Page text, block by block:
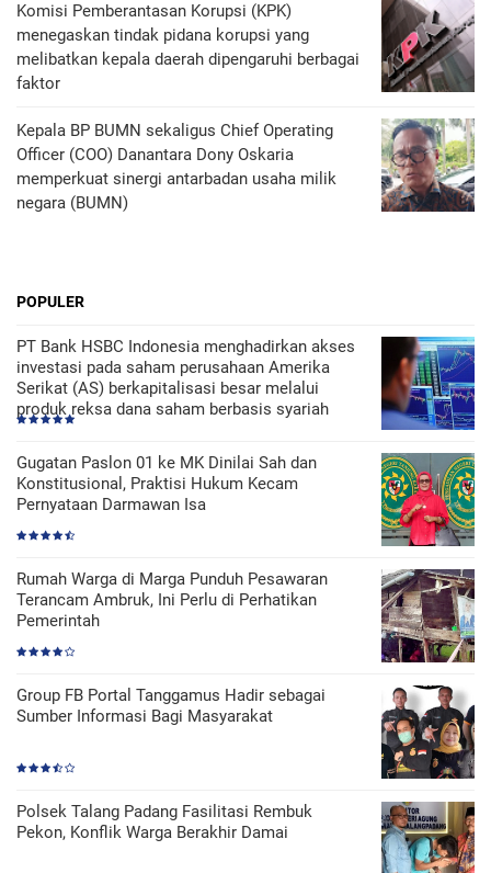
Komisi Pemberantasan Korupsi (KPK)
menegaskan tindak pidana korupsi yang
melibatkan kepala daerah dipengaruhi berbagai
faktor
Kepala BP BUMN sekaligus Chief Operating
Officer (COO) Danantara Dony Oskaria
memperkuat sinergi antarbadan usaha milik
negara (BUMN)
POPULER
PT Bank HSBC Indonesia menghadirkan akses
investasi pada saham perusahaan Amerika
Serikat (AS) berkapitalisasi besar melalui
produk reksa dana saham berbasis syariah
Gugatan Paslon 01 ke MK Dinilai Sah dan
Konstitusional, Praktisi Hukum Kecam
Pernyataan Darmawan Isa
Rumah Warga di Marga Punduh Pesawaran
Terancam Ambruk, Ini Perlu di Perhatikan
Pemerintah
Group FB Portal Tanggamus Hadir sebagai
Sumber Informasi Bagi Masyarakat
Polsek Talang Padang Fasilitasi Rembuk
Pekon, Konflik Warga Berakhir Damai